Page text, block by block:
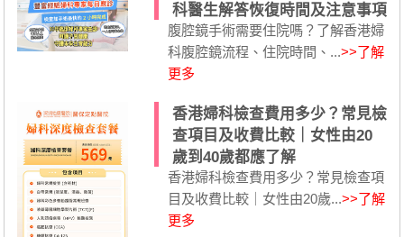
科醫生解答恢復時間及注意事項
腹腔鏡手術需要住院嗎？了解香港婦
科腹腔鏡流程、住院時間、...>>了解
更多
香港婦科檢查費用多少？常見檢
查項目及收費比較｜女性由20
歲到40歲都應了解
香港婦科檢查費用多少？常見檢查項
目及收費比較｜女性由20歲...>>了解
更多